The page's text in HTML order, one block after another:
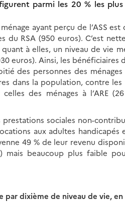
parmi les 20 % les
ayant perçu de l’ASS est
du RSA (950 euros). C’est
à elles, un niveau de vie
euros). Ainsi, les bénéficiaires
des personnes des
dans la population, contre
des ménages à l’ARE
sociales non-
aux adultes
49 % de leur revenu
beaucoup plus faible
par dixième de niveau de vie, en